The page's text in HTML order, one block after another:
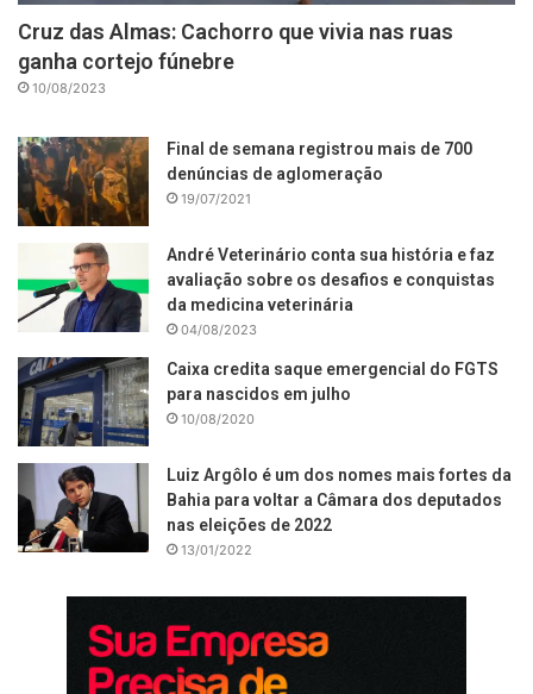
Cruz das Almas: Cachorro que vivia nas ruas
ganha cortejo fúnebre
10/08/2023
Final de semana registrou mais de 700
denúncias de aglomeração
19/07/2021
André Veterinário conta sua história e faz
avaliação sobre os desafios e conquistas
da medicina veterinária
04/08/2023
Caixa credita saque emergencial do FGTS
para nascidos em julho
10/08/2020
Luiz Argôlo é um dos nomes mais fortes da
Bahia para voltar a Câmara dos deputados
nas eleições de 2022
13/01/2022